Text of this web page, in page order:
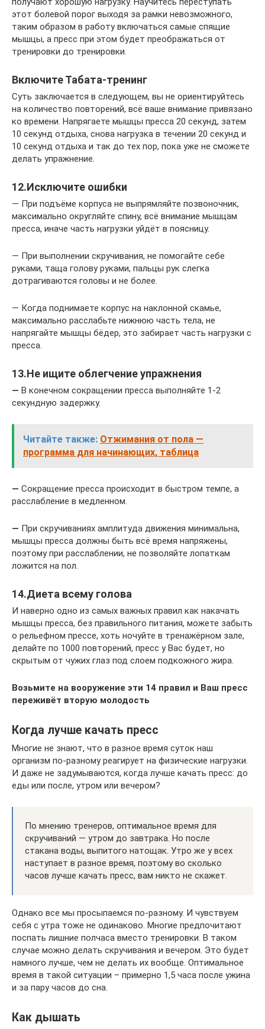
этот болевой порог выходя за рамки невозможного,
таким образом в работу включаться самые спящие
мышцы, а пресс при этом будет преображаться от
тренировки до тренировки.
Включите Табата-тренинг
Суть заключается в следующем, вы не ориентируйтесь
на количество повторений, всё ваше внимание привязано
ко времени. Напрягаете мышцы пресса 20 секунд, затем
10 секунд отдыха, снова нагрузка в течении 20 секунд и
10 секунд отдыха и так до тех пор, пока уже не сможете
делать упражнение.
12.Исключите ошибки
— При подъёме корпуса не выпрямляйте позвоночник,
максимально округляйте спину, всё внимание мышцам
пресса, иначе часть нагрузки уйдёт в поясницу.
— При выполнении скручивания, не помогайте себе
руками, таща голову руками, пальцы рук слегка
дотрагиваются головы и не более.
— Когда поднимаете корпус на наклонной скамье,
максимально расслабьте нижнюю часть тела, не
напрягайте мышцы бёдер, это забирает часть нагрузки с
пресса.
13.Не ищите облегчение упражнения
— В конечном сокращении пресса выполняйте 1-2
секундную задержку.
Читайте также: Отжимания от пола —
программа для начинающих, таблица
— Сокращение пресса происходит в быстром темпе, а
расслабление в медленном.
— При скручиваниях амплитуда движения минимальна,
мышцы пресса должны быть всё время напряжены,
поэтому при расслаблении, не позволяйте лопаткам
ложится на пол.
14.Диета всему голова
И наверно одно из самых важных правил как накачать
мышцы пресса, без правильного питания, можете забыть
о рельефном прессе, хоть ночуйте в тренажёрном зале,
делайте по 1000 повторений, пресс у Вас будет, но
скрытым от чужих глаз под слоем подкожного жира.
Возьмите на вооружение эти 14 правил и Ваш пресс
переживёт вторую молодость
Когда лучше качать пресс
Многие не знают, что в разное время суток наш
организм по-разному реагирует на физические нагрузки.
И даже не задумываются, когда лучше качать пресс: до
еды или после, утром или вечером?
По мнению тренеров, оптимальное время для
скручиваний — утром до завтрака. Но после
стакана воды, выпитого натощак. Утро же у всех
наступает в разное время, поэтому во сколько
часов лучше качать пресс, вам никто не скажет.
Однако все мы просыпаемся по-разному. И чувствуем
себя с утра тоже не одинаково. Многие предпочитают
поспать лишние полчаса вместо тренировки. В таком
случае можно делать скручивания и вечером. Это будет
намного лучше, чем не делать их вообще. Оптимальное
время в такой ситуации – примерно 1,5 часа после ужина
и за пару часов до сна.
Как дышать